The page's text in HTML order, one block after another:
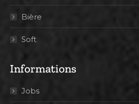
Bière
Soft
Informations
Jobs